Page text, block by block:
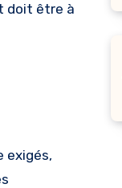
doit être à
exigés,